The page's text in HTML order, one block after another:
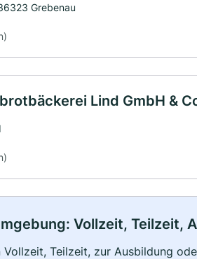
Grebenau
Lind GmbH &
Vollzeit, Teilzeit,
Teilzeit, zur Ausbildung